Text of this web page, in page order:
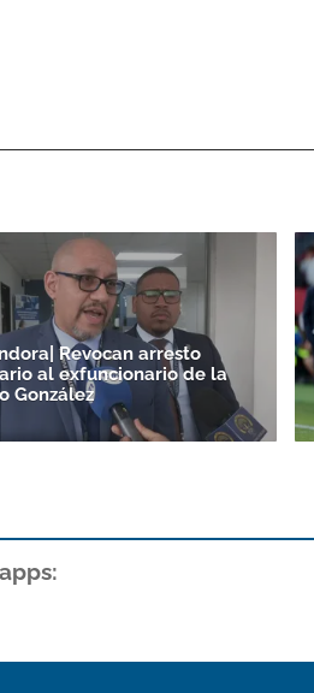
Revocan arresto
al exfuncionario de la
González